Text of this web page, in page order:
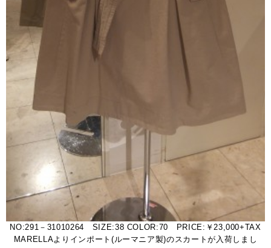
NO:291－31010264 SIZE:38 COLOR:70 PRICE:￥23,000+TAX
MARELLAよりインポート(ルーマニア製)のスカートが入荷しまし